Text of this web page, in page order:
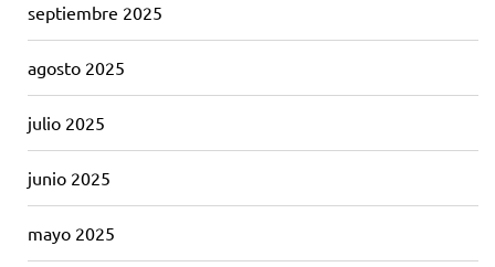
septiembre 2025
agosto 2025
julio 2025
junio 2025
mayo 2025